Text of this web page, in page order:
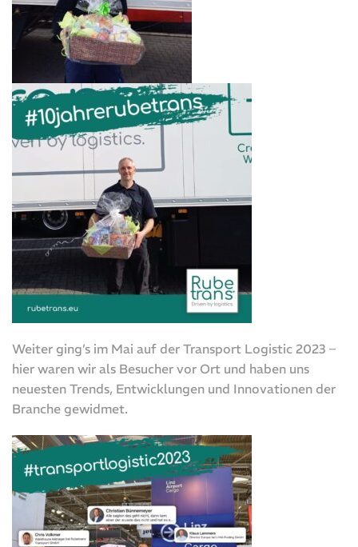
Weiter ging’s im Mai auf der Transport Logistic 2023 –
hier waren wir als Besucher vor Ort und haben uns
neuesten Trends, Entwicklungen und Innovationen der
Branche gewidmet.